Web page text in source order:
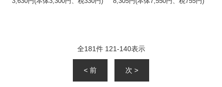
全181件 121-140表示
< 前 次 >